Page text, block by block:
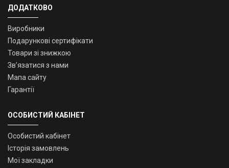
ДОДАТКОВО
Виробники
Подарункові сертифікати
Товари зі знижкою
Зв’язатися з нами
Мапа сайту
Гарантії
ОСОБИСТИЙ КАБІНЕТ
Особистий кабінет
Історія замовлень
Мої закладки